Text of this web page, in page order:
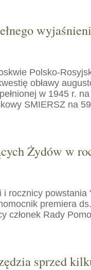
Polsko-
obławy
w 1945 r.
SMIERSZ na
Żydów w
rocznicy powstania
premiera
członek Rady
sprzed